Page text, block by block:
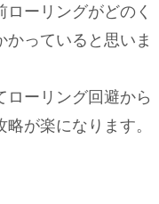
ーリングがどのく
かっていると思いま
ローリング回避から
が楽になります。